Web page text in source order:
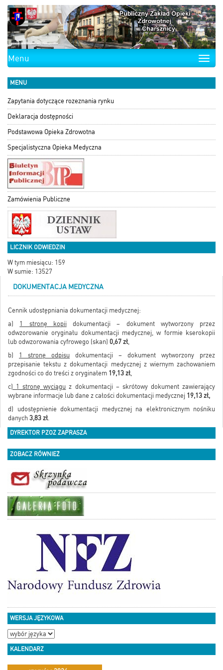
Toggle
Menu
MENU
Zapytania dotyczące rozeznania rynku
Deklaracja dostępności
Podstawowa Opieka Zdrowotna
Specjalistyczna Opieka Medyczna
Zamówienia Publiczne
LICZNIK ODWIEDZIN
W tym miesiącu: 159
W sumie: 13527
DOKUMENTACJA MEDYCZNA
Cennik udostępniania dokumentacji medycznej:
a) 1 stronę kopiidokumentacji – dokument wytworzony przez
odwzorowanie oryginału dokumentacji medycznej, w formie kserokopii
lub odwzorowania cyfrowego (skan) 0,67 zł,
b) 1 stronę odpisu dokumentacji – dokument wytworzony przez
przepisanie tekstu z dokumentacji medycznej z wiernym zachowaniem
zgodności co do treści z oryginałem 19,13 zł,
c) 1 stronę wyciągu z dokumentacji – skrótowy dokument zawierający
wybrane informacje lub dane z całości dokumentacji medycznej 19,13 zł,
d) udostępnienie dokumentacji medycznej na elektronicznym nośniku
danych 3,83 zł.
DYREKTOR PZOZ ZAPRASZA
ZOBACZ RÓWNIEŻ
WERSJA JĘZYKOWA
KALENDARZ